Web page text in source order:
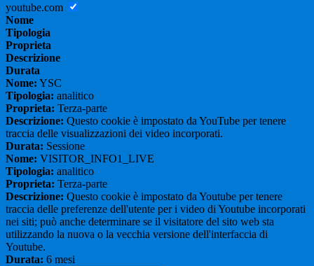
youtube.com
Nome
Tipologia
Proprieta
Descrizione
Durata
Nome: YSC
Tipologia: analitico
Proprieta: Terza-parte
Descrizione: Questo cookie è impostato da YouTube per tenere
traccia delle visualizzazioni dei video incorporati.
Durata: Sessione
Nome: VISITOR_INFO1_LIVE
Tipologia: analitico
Proprieta: Terza-parte
Descrizione: Questo cookie è impostato da Youtube per tenere
traccia delle preferenze dell'utente per i video di Youtube incorporati
nei siti; può anche determinare se il visitatore del sito web sta
utilizzando la nuova o la vecchia versione dell'interfaccia di
Youtube.
Durata: 6 mesi